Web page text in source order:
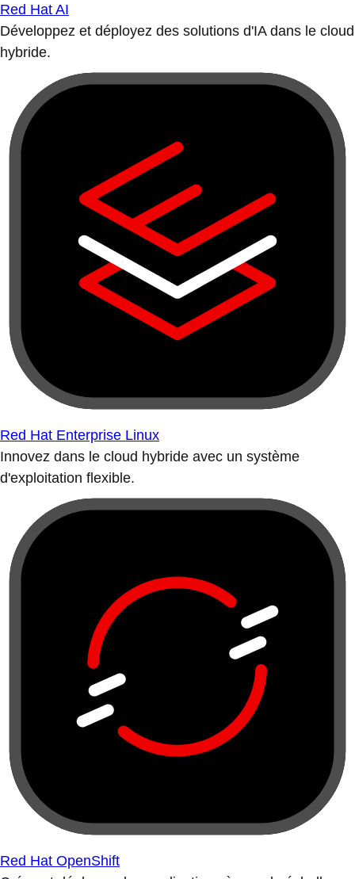
Red Hat AI
Développez et déployez des solutions d'IA dans le cloud
hybride.
Red Hat Enterprise Linux
Innovez dans le cloud hybride avec un système
d'exploitation flexible.
Red Hat OpenShift